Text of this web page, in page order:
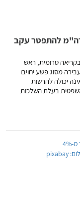
להתפטר עקב
טרומית, ראש
מסוג פשע יחויבו
יכולה להרשות
בעלת השלכות